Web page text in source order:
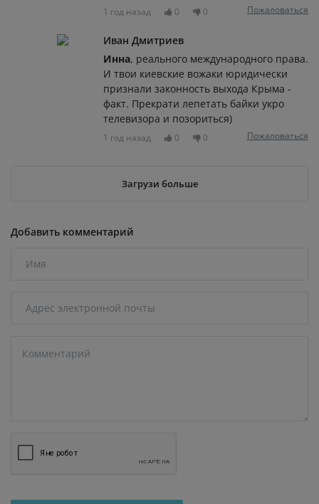
1 год назад 0 0 Пожаловаться
Иван Дмитриев
Инна, реального международного права.
И твои киевские вожаки юридически
признали законность выхода Крыма -
факт. Прекрати лепетать байки укро
телевизора и позориться)
1 год назад 0 0 Пожаловаться
Загрузи больше
Добавить комментарий